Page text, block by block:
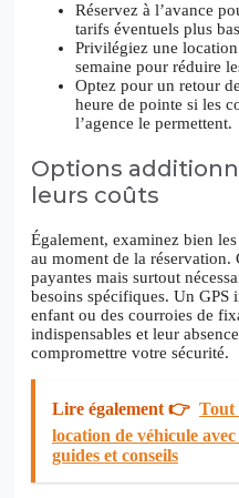
Réservez à l’avance
tarifs éventuels plus
Privilégiez une
semaine pour réduire
Optez pour un retour
heure de pointe si les
l’agence le permettent.
Options
leurs coûts
Également, examinez bien
au moment de la réservation.
payantes mais surtout
besoins spécifiques. Un GPS
enfant ou des courroies de
indispensables et leur
compromettre votre sécurité.
Lire également 👉 Tout
location de véhicule
guides et conseils